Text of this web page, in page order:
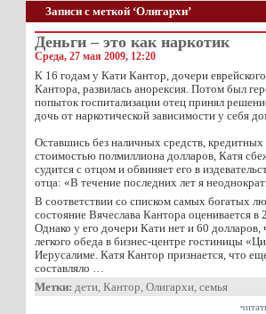
Записи с меткой ‘Олигархи’
Деньги – это как наркотик
Среда, 27 мая 2009, 12:20
К 16 годам у Кати Кантор, дочери
Кантора, развилась анорексия. Потом был
попыток госпитализации отец принял
дочь от наркотической зависимости у себя
Оставшись без наличных средств, кредитных
стоимостью полмиллиона долларов, Катя
судится с отцом и обвиняет его в
отца: «В течение последних лет я
В соответствии со списком самых богатых
состояние Вячеслава Кантора оценивается в
Однако у его дочери Кати нет и 60 долларов,
легкого обеда в бизнес-центре гостиницы
Иерусалиме. Катя Кантор признается, что
составляло …
Метки: дети, Кантор, Олигархи, семья